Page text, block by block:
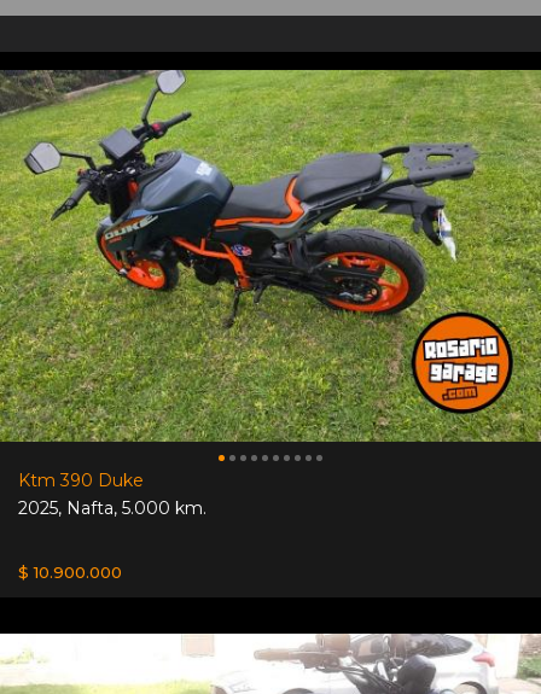
Ktm 390 Duke
2025, Nafta, 5.000 km.
$ 10.900.000